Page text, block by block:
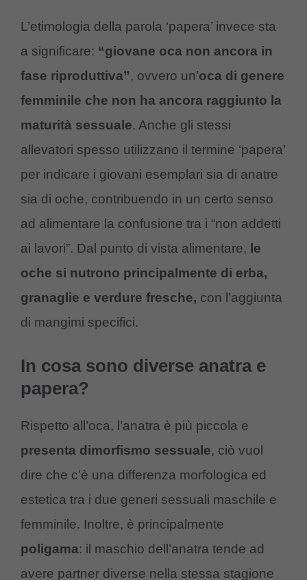
L’etimologia della parola ‘papera’ invece sta
a significare: “giovane oca non ancora in
fase riproduttiva”, ovvero un’oca di genere
femminile che non ha ancora raggiunto la
maturità sessuale. Anche gli stessi
allevatori spesso utilizzano il termine ‘papera’
per indicare i giovani esemplari sia di anatre
sia di oche, contribuendo in un certo senso
ad alimentare la confusione tra i “non addetti
ai lavori”. Dal punto di vista alimentare, le
oche si nutrono principalmente di erba,
granaglie e verdure fresche, con l’aggiunta
di mangimi specifici.
In cosa sono diverse anatra e
papera?
Rispetto all’oca, l’anatra è più piccola e
presenta dimorfismo sessuale, ciò vuol
dire che c’è una differenza morfologica ed
estetica tra i due generi sessuali maschile e
femminile. Inoltre, è principalmente
poligama: il maschio dell’anatra tende ad
avere partner diverse nella stessa stagione